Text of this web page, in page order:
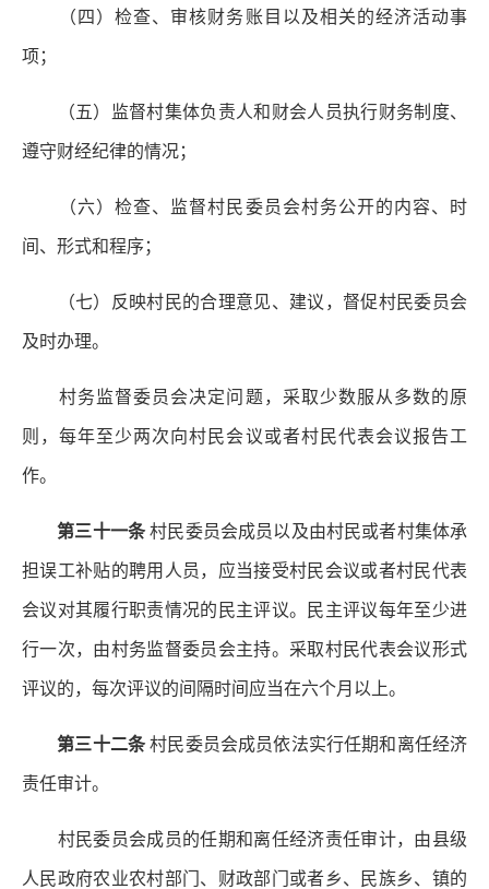
（四）检查、审核财务账目以及相关的经济活动事
项；
（五）监督村集体负责人和财会人员执行财务制度、
遵守财经纪律的情况；
（六）检查、监督村民委员会村务公开的内容、时
间、形式和程序；
（七）反映村民的合理意见、建议，督促村民委员会
及时办理。
村务监督委员会决定问题，采取少数服从多数的原
则，每年至少两次向村民会议或者村民代表会议报告工
作。
第三十一条村民委员会成员以及由村民或者村集体承
担误工补贴的聘用人员，应当接受村民会议或者村民代表
会议对其履行职责情况的民主评议。民主评议每年至少进
行一次，由村务监督委员会主持。采取村民代表会议形式
评议的，每次评议的间隔时间应当在六个月以上。
第三十二条村民委员会成员依法实行任期和离任经济
责任审计。
村民委员会成员的任期和离任经济责任审计，由县级
人民政府农业农村部门、财政部门或者乡、民族乡、镇的